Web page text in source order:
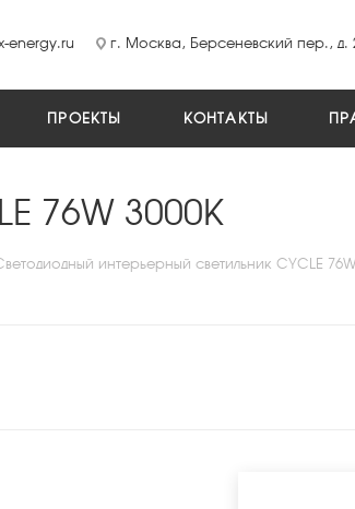
energy.ru г. Москва, Берсеневский пер.,
ПРОЕКТЫ КОНТАКТЫ
76W 3000K
интерьерный светильник CYCLE